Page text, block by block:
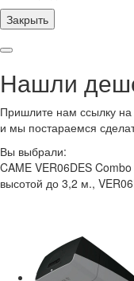
Закрыть
Нашли
Пришлите нам ссылку на
и мы постараемся
Вы выбрали:
CAME VER06DES
высотой до 3,2 м.,